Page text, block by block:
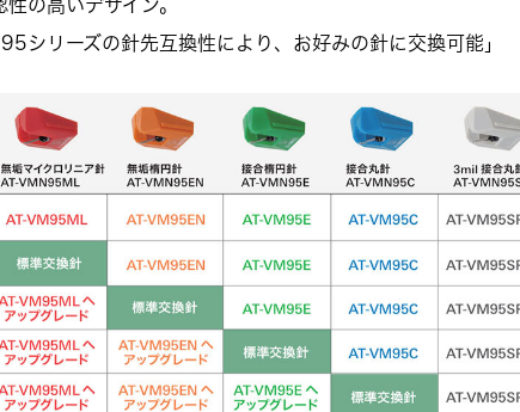
シリーズの針先互換性により、お好みの針に交換可能」